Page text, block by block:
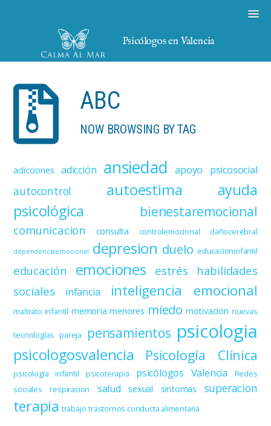
Psicólogos en Valencia
ABC
NOW BROWSING BY TAG
adicciones adicción ansiedad apoyo psicosocial
autocontrol autoestima
ayuda
psicológica
bienestaremocional
comunicacion consulta controlemocional dañocerebral
dependenciaemocional depresion duelo educacioninfantil
educación emociones estrés
habilidades
sociales
infancia inteligencia emocional
maltrato infantil memoria menores miedo motivacion nuevas
tecnologías pareja pensamientos psicologia
psicologosvalencia Psicología Clínica
psicología infantil psicoterapia psicólogos Valencia
Redes
sociales
respiracion salud sexual sintomas superacion
terapia trabajo trastornos conducta alimentaria